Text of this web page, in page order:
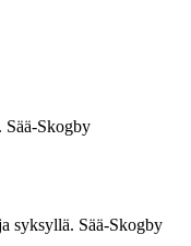
Sää-Skogby
syksyllä. Sää-Skogby